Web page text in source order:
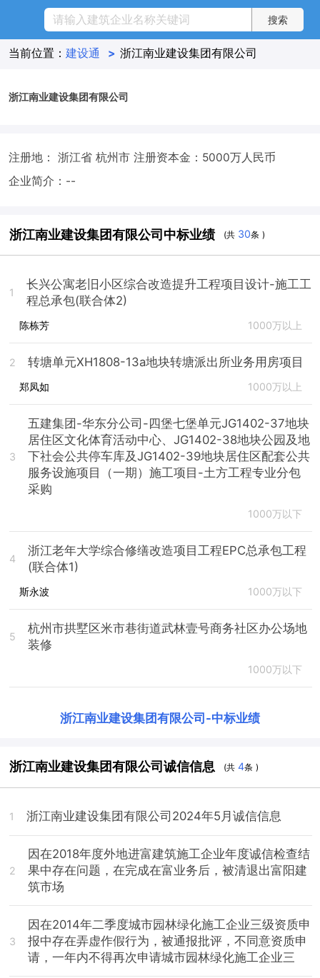
当前位置： 建设通 > 浙江南业建设集团有限公司
浙江南业建设集团有限公司
注册地： 浙江省 杭州市 注册资本金：5000万人民币
企业简介：--
浙江南业建设集团有限公司中标业绩 (共 30条 )
1
长兴公寓老旧小区综合改造提升工程项目设计-施工工
程总承包(联合体2)
陈栋芳 1000万以上
2 转塘单元XH1808-13a地块转塘派出所业务用房项目
郑凤如 1000万以上
3
五建集团-华东分公司-四堡七堡单元JG1402-37地块
居住区文化体育活动中心、JG1402-38地块公园及地
下社会公共停车库及JG1402-39地块居住区配套公共
服务设施项目（一期）施工项目-土方工程专业分包
采购
1000万以下
4
浙江老年大学综合修缮改造项目工程EPC总承包工程
(联合体1)
斯永波 1000万以下
5
杭州市拱墅区米市巷街道武林壹号商务社区办公场地
装修
1000万以下
浙江南业建设集团有限公司 -中标业绩
浙江南业建设集团有限公司诚信信息 (共4条 )
1 浙江南业建设集团有限公司2024年5月诚信信息
2
因在2018年度外地进富建筑施工企业年度诚信检查结
果中存在问题，在完成在富业务后，被清退出富阳建
筑市场
3
因在2014年二季度城市园林绿化施工企业三级资质申
报中存在弄虚作假行为，被通报批评，不同意资质申
请，一年内不得再次申请城市园林绿化施工企业三